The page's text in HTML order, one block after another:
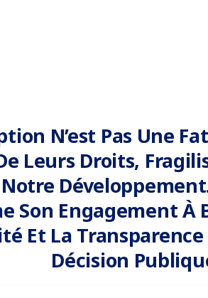
N’est Pas Une
Leurs Droits,
Son Engagement À
Et La
Décision